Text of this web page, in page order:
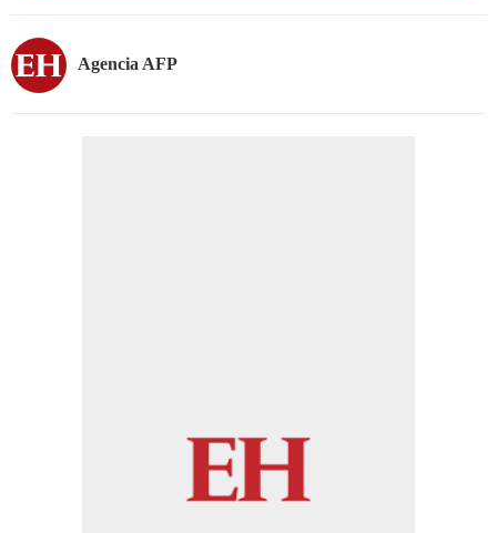
Agencia AFP